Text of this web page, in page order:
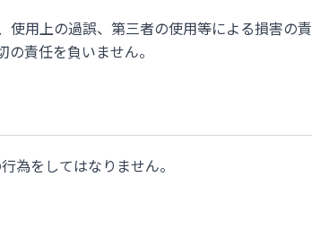
使用上の過誤、第三者の使用等による損害の責
責任を負いません。
為をしてはなりません。